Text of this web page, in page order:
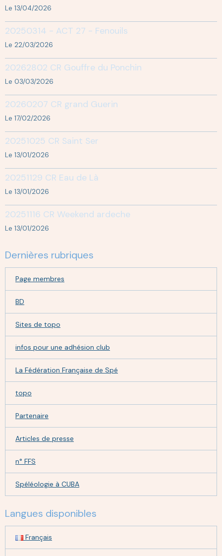
Le 13/04/2026
20250314 - ACT 27 - Fenouils
Le 22/03/2026
20262802 CR Gouffre du Ponchin
Le 03/03/2026
20260207 CR grand Guerin
Le 17/02/2026
20251025 CR Saint Ser
Le 13/01/2026
20251129 CR Eau de Là
Le 13/01/2026
20251116 CR Weekend ardeche
Le 13/01/2026
Dernières rubriques
Page membres
BD
Sites de topo
infos pour une adhésion club
La Fédération Française de Spé
topo
Partenaire
Articles de presse
n° FFS
Spéléologie à CUBA
Langues disponibles
Français